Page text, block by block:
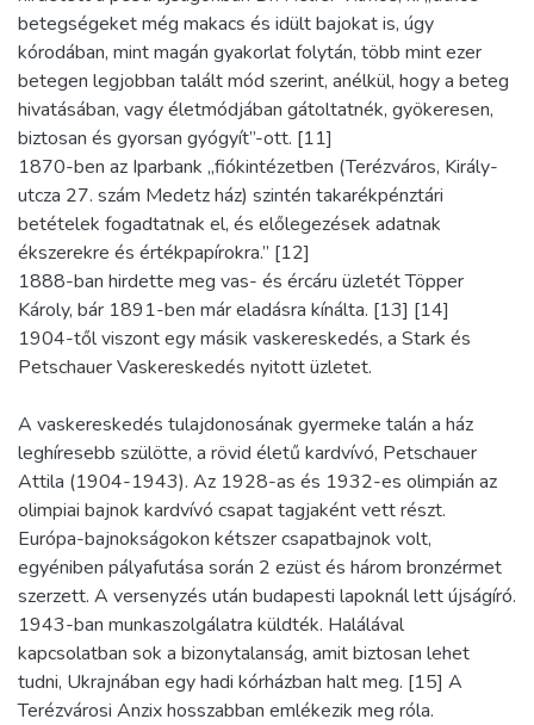
betegségeket még makacs és idült bajokat is, úgy
kórodában, mint magán gyakorlat folytán, több mint ezer
betegen legjobban talált mód szerint, anélkül, hogy a beteg
hivatásában, vagy életmódjában gátoltatnék, gyökeresen,
biztosan és gyorsan gyógyít”-ott. [11]
1870-ben az Iparbank „fiókintézetben (Terézváros, Király-
utcza 27. szám Medetz ház) szintén takarékpénztári
betételek fogadtatnak el, és előlegezések adatnak
ékszerekre és értékpapírokra.” [12]
1888-ban hirdette meg vas- és ércáru üzletét Töpper
Károly, bár 1891-ben már eladásra kínálta. [13] [14]
1904-től viszont egy másik vaskereskedés, a Stark és
Petschauer Vaskereskedés nyitott üzletet.
A vaskereskedés tulajdonosának gyermeke talán a ház
leghíresebb szülötte, a rövid életű kardvívó, Petschauer
Attila (1904-1943). Az 1928-as és 1932-es olimpián az
olimpiai bajnok kardvívó csapat tagjaként vett részt.
Európa-bajnokságokon kétszer csapatbajnok volt,
egyéniben pályafutása során 2 ezüst és három bronzérmet
szerzett. A versenyzés után budapesti lapoknál lett újságíró.
1943-ban munkaszolgálatra küldték. Halálával
kapcsolatban sok a bizonytalanság, amit biztosan lehet
tudni, Ukrajnában egy hadi kórházban halt meg. [15] A
Terézvárosi Anzix hosszabban emlékezik meg róla.